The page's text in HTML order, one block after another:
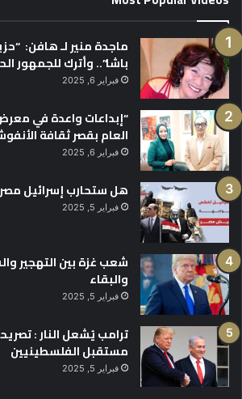
ماجدة منير لـ هافن:
باشا”.. وأترك للجمهور
فبراير 6, 2025
“إبداعات واعدة في
العام بقصر ثقافة
فبراير 6, 2025
هل ستحارب إسرائيل
فبراير 5, 2025
شعب غزة بين التهجير
والبقاء
فبراير 5, 2025
ترامب يُشعل النار :
مستقبل الفلسطينيين
فبراير 5, 2025